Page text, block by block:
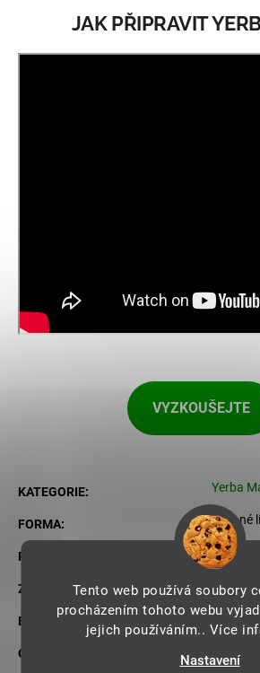
Tento web používá soubory
procházením tohoto webu
jejich používáním.. Více
Nastavení
JAK PŘIPRAVIT
VYZKOUŠEJTE
KATEGORIE: Yerba
FORMA: Sypané
PŘÍCHUŤ Zázvor,
ZEMĚ PŮVODU: Brazílie
BIO Ano
OBSAH KOFEINU